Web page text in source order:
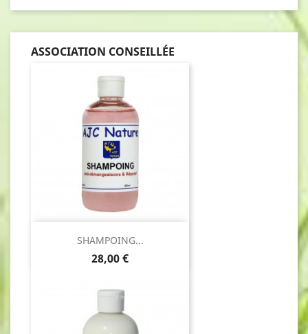
ASSOCIATION CONSEILLÉE
SHAMPOING...
Prix
28,00 €